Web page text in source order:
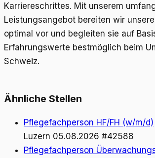
Karriereschrittes. Mit unserem
Leistungsangebot bereiten wir
optimal vor und begleiten sie auf
Erfahrungswerte bestmöglich beim
Schweiz.
Ähnliche Stellen
Pflegefachperson HF/FH (w/m/d)
Luzern 05.08.2026 #42588
Pflegefachperson